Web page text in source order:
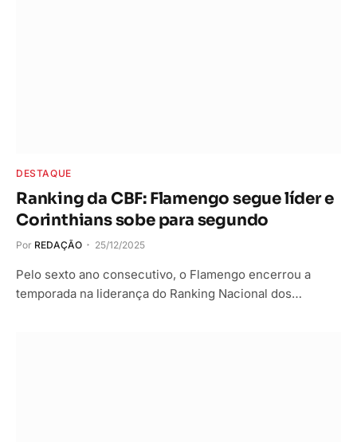
DESTAQUE
Ranking da CBF: Flamengo segue líder e
Corinthians sobe para segundo
Por REDAÇÃO 25/12/2025
Pelo sexto ano consecutivo, o Flamengo encerrou a
temporada na liderança do Ranking Nacional dos…